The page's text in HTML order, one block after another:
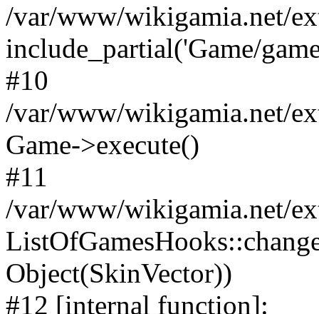
/var/www/wikigamia.net/
include_partial('Game/
#10
/var/www/wikigamia.net/
Game->execute()
#11
/var/www/wikigamia.net/
Object(SkinVector))
#12 [internal function]: